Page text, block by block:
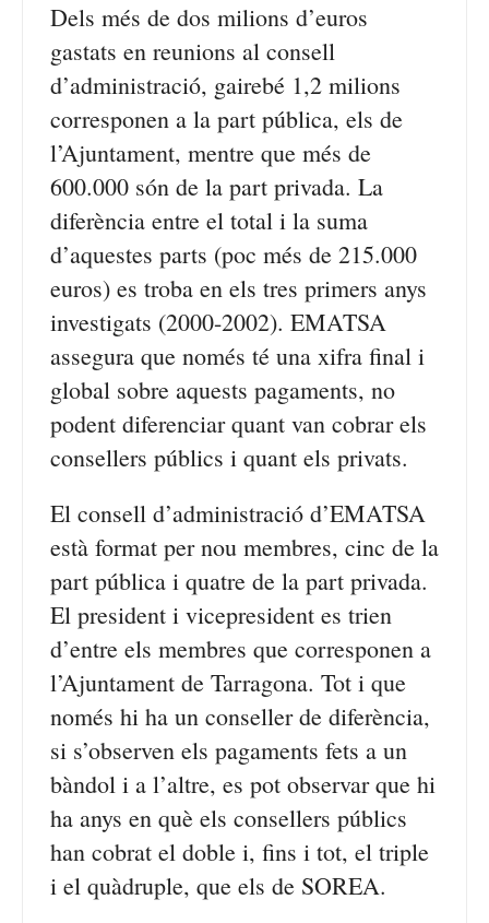
Dels més de dos milions d’euros
gastats en reunions al consell
d’administració, gairebé 1,2 milions
corresponen a la part pública, els de
l’Ajuntament, mentre que més de
600.000 són de la part privada. La
diferència entre el total i la suma
d’aquestes parts (poc més de 215.000
euros) es troba en els tres primers anys
investigats (2000-2002). EMATSA
assegura que només té una xifra final i
global sobre aquests pagaments, no
podent diferenciar quant van cobrar els
consellers públics i quant els privats.
El consell d’administració d’EMATSA
està format per nou membres, cinc de la
part pública i quatre de la part privada.
El president i vicepresident es trien
d’entre els membres que corresponen a
l’Ajuntament de Tarragona. Tot i que
només hi ha un conseller de diferència,
si s’observen els pagaments fets a un
bàndol i a l’altre, es pot observar que hi
ha anys en què els consellers públics
han cobrat el doble i, fins i tot, el triple
i el quàdruple, que els de SOREA.